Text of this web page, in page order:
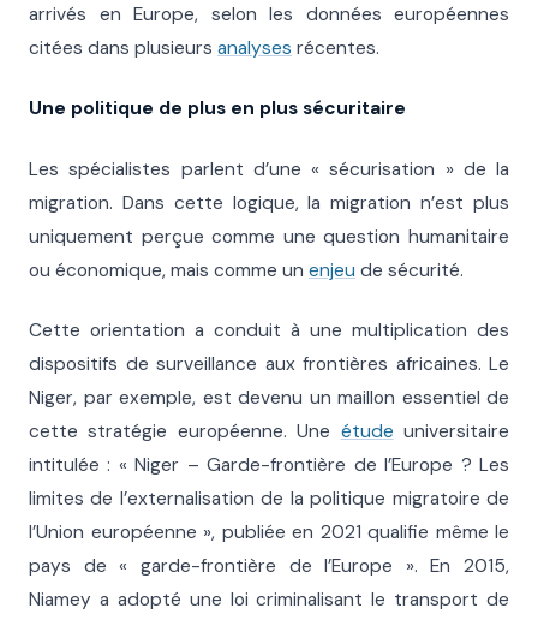
arrivés en Europe, selon les données européennes
citées dans plusieurs analyses récentes.
Une politique de plus en plus sécuritaire
Les spécialistes parlent d’une « sécurisation » de la
migration. Dans cette logique, la migration n’est plus
uniquement perçue comme une question humanitaire
ou économique, mais comme un enjeu de sécurité.
Cette orientation a conduit à une multiplication des
dispositifs de surveillance aux frontières africaines. Le
Niger, par exemple, est devenu un maillon essentiel de
cette stratégie européenne. Une étude universitaire
intitulée : « Niger – Garde-frontière de l’Europe ? Les
limites de l’externalisation de la politique migratoire de
l’Union européenne », publiée en 2021 qualifie même le
pays de « garde-frontière de l’Europe ». En 2015,
Niamey a adopté une loi criminalisant le transport de